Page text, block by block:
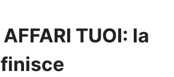
TUOI: la